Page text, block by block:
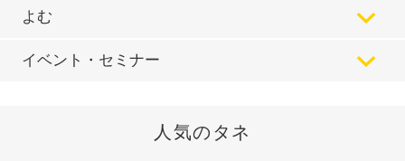
よむ
イベント・セミナー
人気のタネ